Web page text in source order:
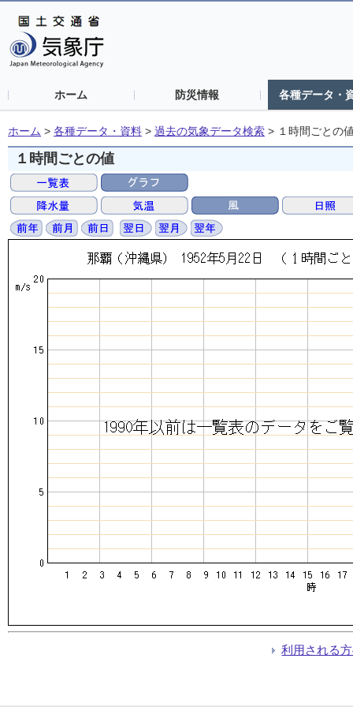
ホーム 防災情報 各種データ・
ホーム > 各種データ・資料 > 過去の気象データ検索 > １時間ごとの
１時間ごとの値
利用される